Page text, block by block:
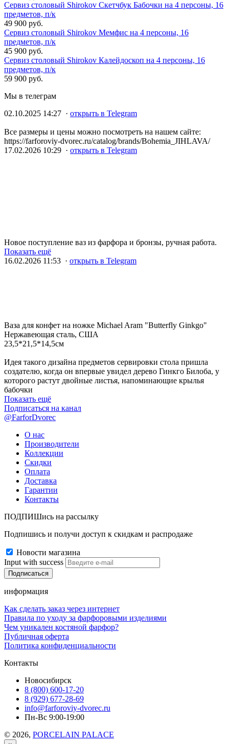
Сервиз столовый Shirokov Скетчбук Бабочки на 4 персоны, 16
предметов, п/к
49 900 руб.
Сервиз столовый Shirokov Мемфис на 4 персоны, 16
предметов, п/к
45 900 руб.
Сервиз столовый Shirokov Калейдоскоп на 4 персоны, 16
предметов, п/к
59 900 руб.
Мы в телеграм
02.10.2025 14:27 · открыть в Telegram
Все размеры и цены можно посмотреть на нашем сайте:
https://farforoviy-dvorec.ru/catalog/brands/Bohemia_JIHLAVA/
17.02.2026 10:29 · открыть в Telegram
Новое поступление ваз из фарфора и бронзы, ручная работа.
Показать ещё
16.02.2026 11:53 · открыть в Telegram
Ваза для конфет на ножке Michael Aram "Butterfly Ginkgo"
Нержавеющая сталь, США
23,5*21,5*14,5см
Идея такого дизайна предметов сервировки стола пришла
создателю, когда он впервые увидел дерево Гинкго Билоба, у
которого растут двойные листья, напоминающие крылья
бабочки
Показать ещё
Подписаться на канал
@FarforDvorec
О нас
Производители
Коллекции
Скидки
Оплата
Доставка
Гарантии
Контакты
ПОДПИШись на рассылку
Подпишись и получи доступ к скидкам и распродаже
Новости магазина
Input with success
информация
Как сделать заказ через интернет
Правила по уходу за фарфоровыми изделиями
Чем уникален костяной фарфор?
Публичная оферта
Политика конфиденциальности
Контакты
Новосибирск
8 (800) 600-17-20
8 (929) 677-28-69
info@farforoviy-dvorec.ru
Пн-Вс 9:00-19:00
© 2026, PORCELAIN PALACE